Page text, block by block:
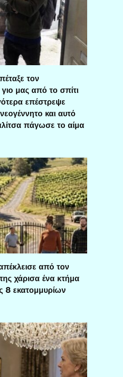
τον
μας από το σπίτι
επέστρεψε
και αυτό
πάγωσε το αίμα
από τον
χάρισα ένα κτήμα
8 εκατομμυρίων